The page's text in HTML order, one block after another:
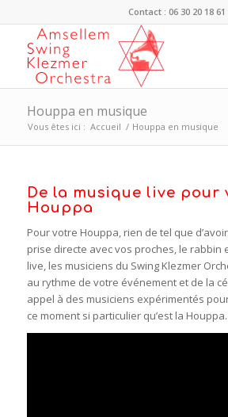
Contact : 06 30 20 18 61
Houppa en musique
Vous êtes ici : Accueil / Houppa en musique
De la musique live pour
Houppa
Pour votre Houppa, rien de tel que
prise directe avec vos proches, le rabbin
live, les musiciens du Swing Klezmer
au rythme de votre événement et de la
appel à des musiciens expérimentés
ce moment si particulier qu’est la Houppa.